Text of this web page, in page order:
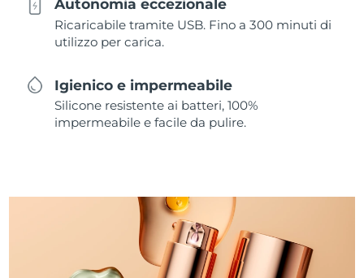
Autonomia eccezionale
Ricaricabile tramite USB. Fino a 300 minuti di
utilizzo per carica.
Igienico e impermeabile
Silicone resistente ai batteri, 100%
impermeabile e facile da pulire.